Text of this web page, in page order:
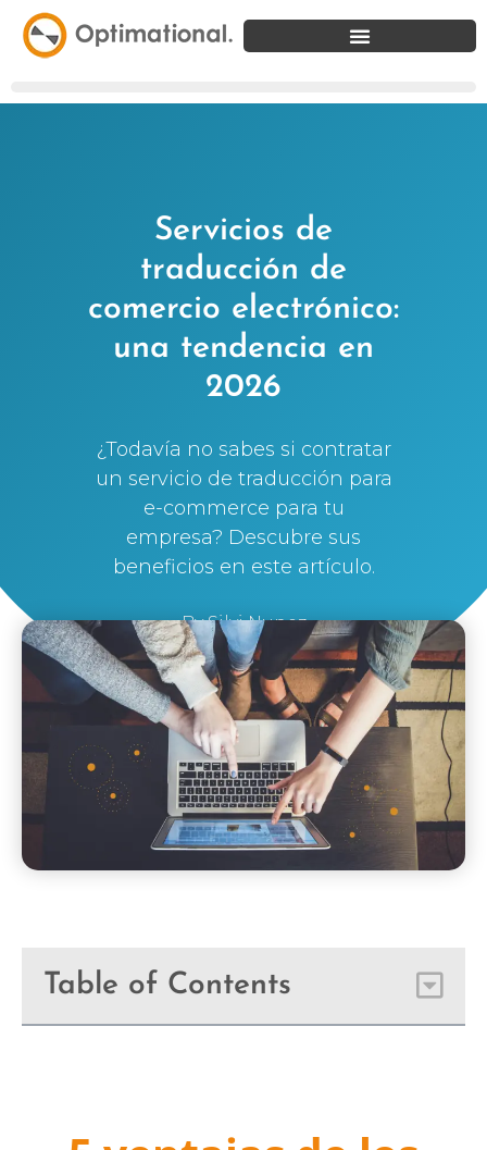
Servicios de
traducción de
comercio electrónico:
una tendencia en
2026
¿Todavía no sabes si contratar
un servicio de traducción para
e-commerce para tu
empresa? Descubre sus
beneficios en este artículo.
BySilvi Nunez
Table of Contents